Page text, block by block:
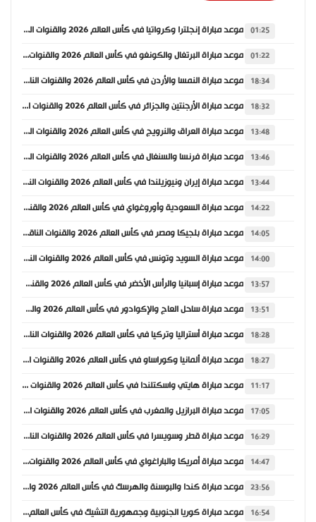
01:25 موعد مباراة إنجلترا وكرواتيا في كأس العالم 2026 والقنوات الناقلة
01:22 موعد مباراة البرتغال والكونغو في كأس العالم 2026 والقنوات الناقلة
18:34 موعد مباراة النمسا والأردن في كأس العالم 2026 والقنوات الناقلة
18:32 موعد مباراة الأرجنتين والجزائر في كأس العالم 2026 والقنوات الناقلة
13:48 موعد مباراة العراق والنرويج في كأس العالم 2026 والقنوات الناقلة
13:46 موعد مباراة فرنسا والسنغال في كأس العالم 2026 والقنوات الناقلة
13:44 موعد مباراة إيران ونيوزيلندا في كأس العالم 2026 والقنوات الناقلة
14:22 موعد مباراة السعودية وأوروغواي في كأس العالم 2026 والقنوات الناقلة
14:05 موعد مباراة بلجيكا ومصر في كأس العالم 2026 والقنوات الناقلة
14:00 موعد مباراة السويد وتونس في كأس العالم 2026 والقنوات الناقلة
13:57 موعد مباراة إسبانيا والرأس الأخضر في كأس العالم 2026 والقنوات الناقلة
13:51 موعد مباراة ساحل العاج والإكوادور في كأس العالم 2026 والقنوات الناقلة
18:28 موعد مباراة أستراليا وتركيا في كأس العالم 2026 والقنوات الناقلة
18:27 موعد مباراة ألمانيا وكوراساو في كأس العالم 2026 والقنوات الناقلة
11:17 موعد مباراة هايتي واسكتلندا في كأس العالم 2026 والقنوات الناقلة
17:05 موعد مباراة البرازيل والمغرب في كأس العالم 2026 والقنوات الناقلة
16:29 موعد مباراة قطر وسويسرا في كأس العالم 2026 والقنوات الناقلة
14:47 موعد مباراة أمريكا والباراغواي في كأس العالم 2026 والقنوات الناقلة
23:56 موعد مباراة كندا والبوسنة والهرسك في كأس العالم 2026 والقنوات الناقلة
16:54 موعد مباراة كوريا الجنوبية وجمهورية التشيك في كأس العالم 2026 والقنوات الناقلة